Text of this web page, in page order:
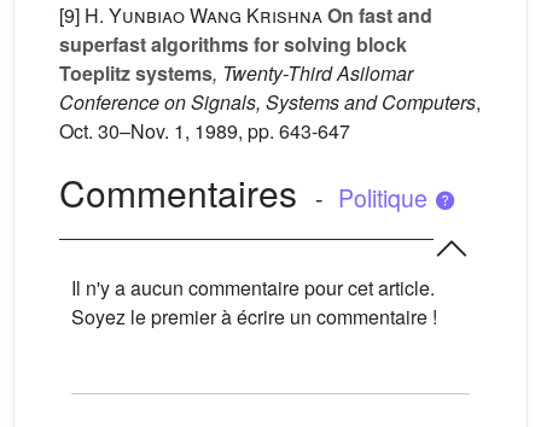
[9] H. Yunbiao Wang KrishnaOn fast and
superfast algorithms for solving block
Toeplitz systems, Twenty-Third Asilomar
Conference on Signals, Systems and Computers,
Oct. 30–Nov. 1, 1989, pp. 643-647
Commentaires - Politique
Il n'y a aucun commentaire pour cet article.
Soyez le premier à écrire un commentaire !